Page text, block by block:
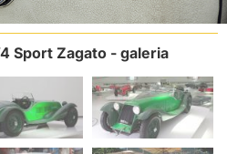
Sport Zagato- galeria